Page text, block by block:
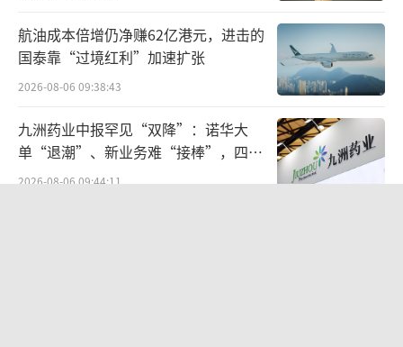
东方甄选主播天权在微博发文表示，他在
航油成本倍增仍净赚62亿港元，进击的
国泰靠“过境红利”加速扩张
2026-08-06 09:38:43
九洲药业中报罕见“双降”：诺华大
单“退潮”、新业务难“接棒”，四大
难关待闯
2026-08-06 09:44:11